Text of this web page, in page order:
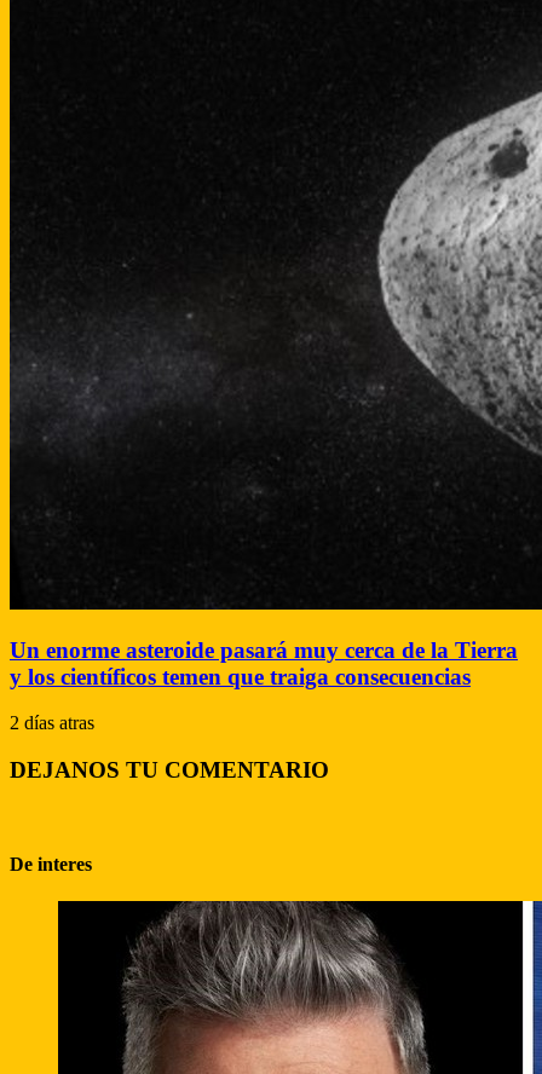
Un enorme asteroide pasará muy cerca de la Tierra
y los científicos temen que traiga consecuencias
2 días atras
DEJANOS TU COMENTARIO
De interes